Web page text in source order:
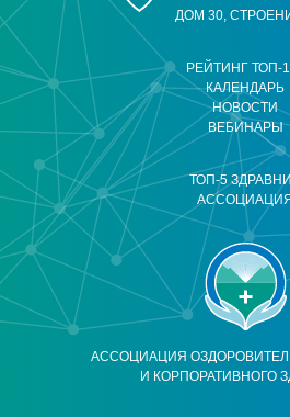
АССОЦИАЦИЯ
И КОРПОРАТИВНОГО
РЕЙТИНГ ТОП-
КАЛЕНДАРЬ
НОВОСТИ
ВЕБИНАРЫ
ТОП-5
ДОМ 30,